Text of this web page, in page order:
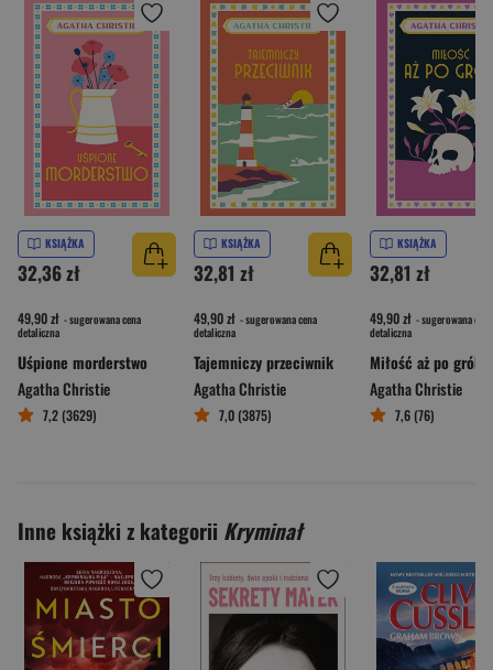
KSIĄŻKA
32,36 zł
49,90 zł - sugerowana cena
detaliczna
Uśpione morderstwo
Agatha Christie
7,2 (3629)
KSIĄŻKA
32,81 zł
49,90 zł - sugerowana cena
detaliczna
Tajemniczy przeciwnik
Agatha Christie
7,0 (3875)
KSIĄŻKA
32,81 zł
49,90 zł - sugerowana cena
detaliczna
Miłość aż po grób
Agatha Christie
7,6 (76)
Inne książki z kategorii Kryminał